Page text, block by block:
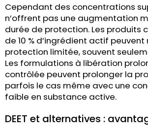
Cependant des concentrations
n’offrent pas une augmentation
durée de protection. Les produits
de 10 % d’ingrédient actif peuvent
protection limitée, souvent
Les formulations à libération
contrôlée peuvent prolonger la
parfois le cas même avec une
faible en substance active.
DEET et alternatives :